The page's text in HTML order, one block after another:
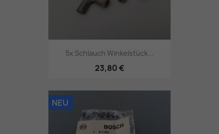
5x Schlauch Winkelstück...
23,80 €
NEU